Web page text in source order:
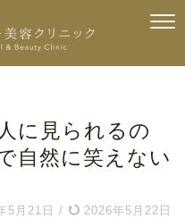
に見られるの
自然に笑えない
5月21日 / 2026年5月22日